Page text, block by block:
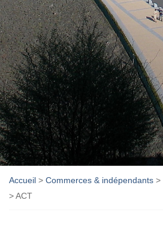
Accueil > Commerces & indépendants >
>ACT